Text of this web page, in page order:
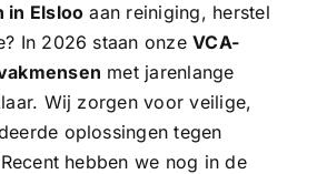
in Elsloo aan reiniging, herstel
In 2026 staan onzeVCA-
met jarenlange
Wij zorgen voor veilige,
oplossingen tegen
hebben we nog in de